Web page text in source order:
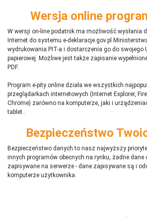
Wersja online
W wersji on-line podatnik ma możliwość wysłania
Internet do systemu e-deklaracje.gov.pl
wydrukowania PIT-a i dostarczenia go do swojego
papierowej. Możliwe jest także zapisanie
PDF.
Program e-pity online działa we wszystkich
przeglądarkach internetowych (Internet Explorer,
Chrome) zarówno na komputerze, jaki i
tablet..
Bezpieczeństwo
Bezpieczeństwo danych to nasz najwyższy
innych programów obecnych na rynku, żadne dane
zapisywane na serwerze - dane zapisywane są i
komputerze użytkownika.